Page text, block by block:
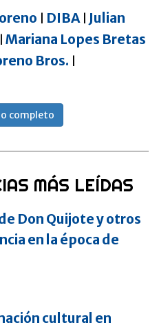
DIBA
Julian
Mariana Lopes Bretas
Bros.
completo
MÁS LEÍDAS
Don Quijote y otros
en la época de
cultural en